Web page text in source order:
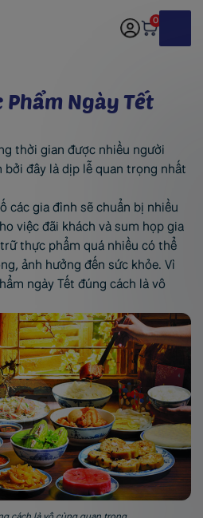
0
Phẩm Ngày Tết
thời gian được nhiều người
đây là dịp lễ quan trọng nhất
các gia đình sẽ chuẩn bị nhiều
việc đãi khách và sum họp gia
thực phẩm quá nhiều có thể
ảnh hưởng đến sức khỏe. Vì
ngày Tết đúng cách là vô